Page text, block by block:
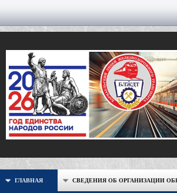
ГЛАВНАЯ СВЕДЕНИЯ ОБ ОРГАНИЗАЦИИ